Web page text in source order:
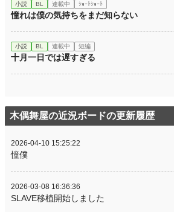
小説 BL 連載中 ｼｮｰﾄｼｮｰﾄ
憧れは僕の気持ちをまだ知らない
小説 BL 連載中 短編
十月一日では遅すぎる
木偶舞屋の近況ボードの更新履歴
2026-04-10 15:25:22
憧僕
2026-03-08 16:36:36
SLAVE移植開始しました